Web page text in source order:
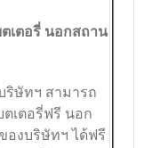
เตอรี่ นอกสถาน
ริษัทฯ สามารถ
ตเตอรี่ฟรี นอก
องบริษัทฯ ได้ฟรี